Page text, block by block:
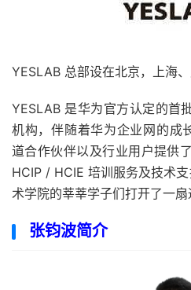
YESLAB 总部设在北京，上海
YESLAB 是华为官方认定的首
机构，伴随着华为企业网的成
道合作伙伴以及行业用户提供
HCIP / HCIE 培训服务及技术
术学院的莘莘学子们打开了一扇
张钧波简介